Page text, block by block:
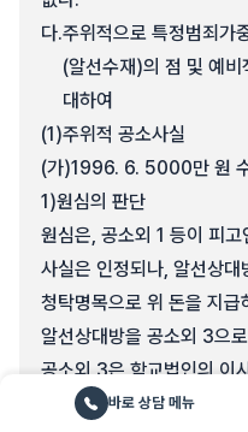
다.주위적으로 특정범죄가
(알선수재)의 점 및 예비
대하여
(1)주위적 공소사실
(가)1996. 6. 5000만 원
1)원심의 판단
원심은, 공소외 1 등이 피
사실은 인정되나, 알선상
청탁명목으로 위 돈을 지급
알선상대방을 공소외 3으
공소외 3은 학교법인의 이
관련하여 사실상의 권한을
바로 상담 메뉴